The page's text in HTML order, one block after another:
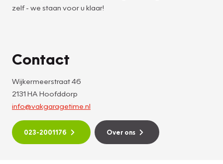
zelf - we staan voor u klaar!
Contact
Wijkermeerstraat 46
2131 HA Hoofddorp
info@vakgaragetime.nl
023-2001176 Over ons